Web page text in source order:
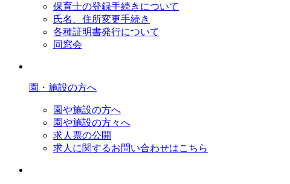
保育士の登録手続きについて
氏名、住所変更手続き
各種証明書発行について
同窓会
園・施設の方へ
園や施設の方へ
園や施設の方々へ
求人票の公開
求人に関するお問い合わせはこちら